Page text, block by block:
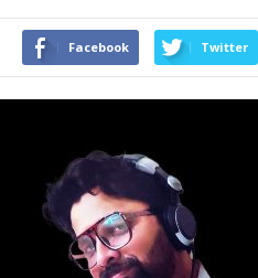
Facebook Twitter